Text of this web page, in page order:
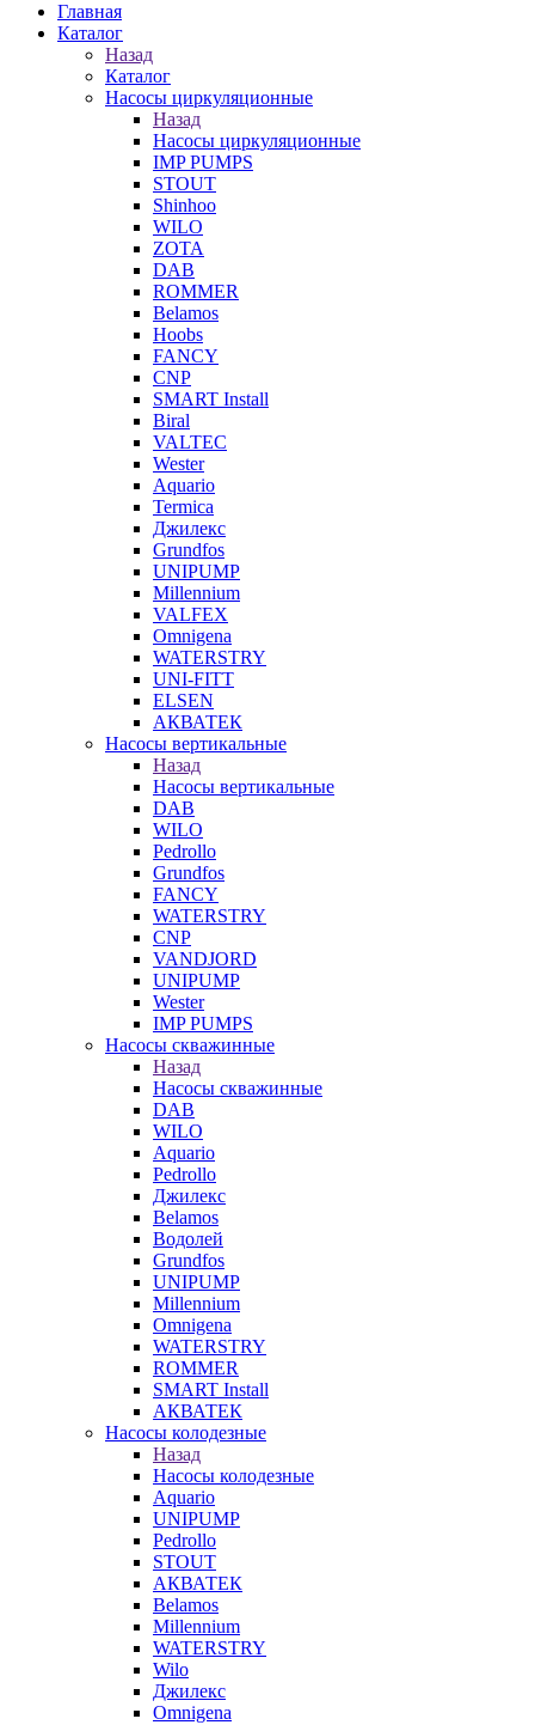
Главная
Каталог
Назад
Каталог
Насосы циркуляционные
Назад
Насосы циркуляционные
IMP PUMPS
STOUT
Shinhoo
WILO
ZOTA
DAB
ROMMER
Belamos
Hoobs
FANCY
CNP
SMART Install
Biral
VALTEC
Wester
Aquario
Termica
Джилекс
Grundfos
UNIPUMP
Millennium
VALFEX
Omnigena
WATERSTRY
UNI-FITT
ELSEN
АКВАТЕК
Насосы вертикальные
Назад
Насосы вертикальные
DAB
WILO
Pedrollo
Grundfos
FANCY
WATERSTRY
CNP
VANDJORD
UNIPUMP
Wester
IMP PUMPS
Насосы скважинные
Назад
Насосы скважинные
DAB
WILO
Aquario
Pedrollo
Джилекс
Belamos
Водолей
Grundfos
UNIPUMP
Millennium
Omnigena
WATERSTRY
ROMMER
SMART Install
АКВАТЕК
Насосы колодезные
Назад
Насосы колодезные
Aquario
UNIPUMP
Pedrollo
STOUT
АКВАТЕК
Belamos
Millennium
WATERSTRY
Wilo
Джилекс
Omnigena